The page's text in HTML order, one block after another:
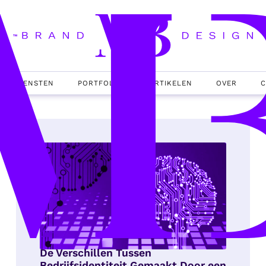
DIENSTEN PORTFOLIO ARTIKELEN OVER
De Verschillen Tussen